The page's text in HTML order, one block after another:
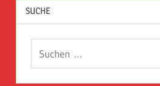
SUCHE